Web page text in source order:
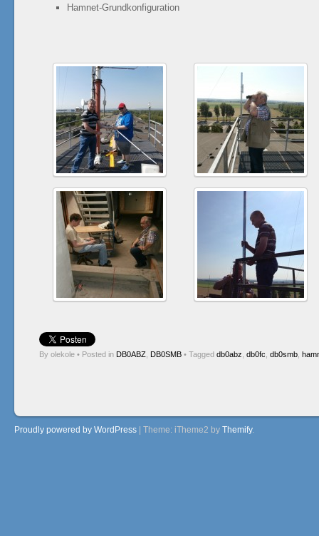
Hamnet-Grundkonfiguration
By olekole • Posted in DB0ABZ DB0SMB • Tagged db0abz db0fc db0smb
Proudly powered by WordPress Theme: iTheme2 by Themify.